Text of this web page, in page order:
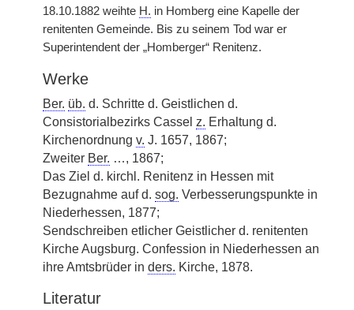
18.10.1882 weihte H. in Homberg eine Kapelle der
renitenten Gemeinde. Bis zu seinem Tod war er
Superintendent der „Homberger“ Renitenz.
Werke
Ber. üb. d. Schritte d. Geistlichen d.
Consistorialbezirks Cassel z. Erhaltung d.
Kirchenordnung v. J. 1657, 1867;
Zweiter Ber. …, 1867;
Das Ziel d. kirchl. Renitenz in Hessen mit
Bezugnahme auf d. sog. Verbesserungspunkte in
Niederhessen, 1877;
Sendschreiben etlicher Geistlicher d. renitenten
Kirche Augsburg. Confession in Niederhessen an
ihre Amtsbrüder in ders. Kirche, 1878.
Literatur